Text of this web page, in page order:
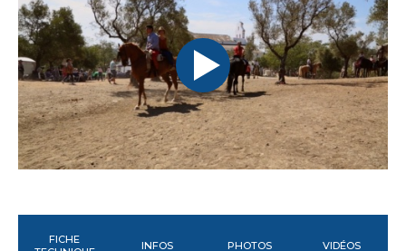
FICHE
INFOS PHOTOS VIDÉOS